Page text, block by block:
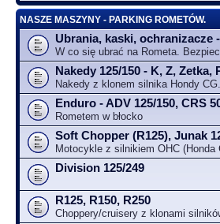
NASZE MASZYNY - PARKING ROMETÓW.
Ubrania, kaski, ochranizacze
W co się ubrać na Rometa.
Nakedy 125/150 - K, Z, Zetka,
Nakedy z klonem silnika Hondy
Enduro - ADV 125/150, CRS
Rometem w błocko
Soft Chopper (R125), Junak
Motocykle z silnikiem OHC (Honda
Division 125/249
R125, R150, R250
Choppery/cruisery z klonami